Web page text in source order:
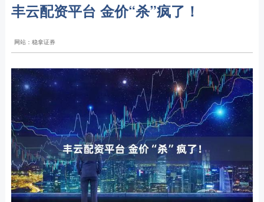
丰云配资平台 金价“杀”疯了！
网站：稳拿证券